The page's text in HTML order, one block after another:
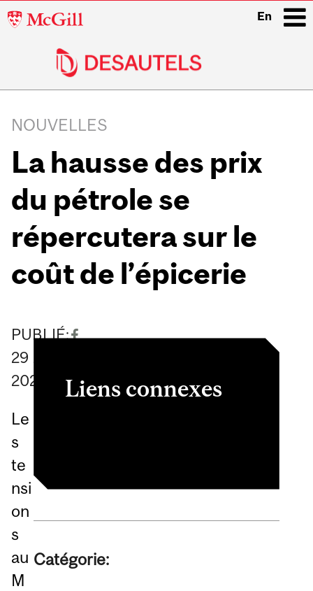
McGill
En
navigation
NOUVELLES
La hausse des prix
du pétrole se
répercutera sur le
coût de l’épicerie
PUBLIÉ:
29
2026
Le
s
te
nsi
on
s
au
M
Liens connexes
Catégorie: